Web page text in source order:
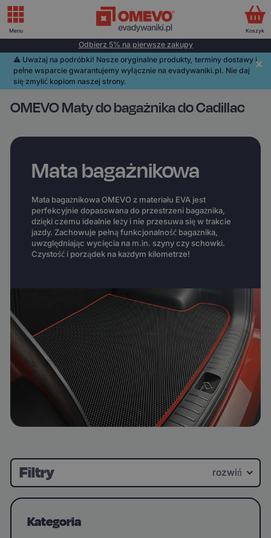
Odbierz 5% na pierwsze zakupy
⚠️️ Uważaj na podróbki! Nasze oryginalne produkty, terminy dostawy i
pełne wsparcie gwarantujemy wyłącznie na evadywaniki.pl. Nie daj
się zmylić kopiom naszej strony.
OMEVO Maty do bagażnika do Cadillac
Mata bagażnikowa
Mata bagażnikowa OMEVO z materiału EVA jest
perfekcyjnie dopasowana do przestrzeni bagażnika,
dzięki czemu idealnie leży i nie przesuwa się w trakcie
jazdy. Zachowuje pełną funkcjonalność bagażnika,
uwzględniając wycięcia na m.in. szyny czy schowki.
Czystość i porządek na każdym kilometrze!
Filtry rozwiń
Kategoria
Menu Koszyk